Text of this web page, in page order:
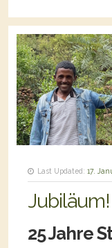
Last Updated: 17.
Jubiläum!
25 Jahre